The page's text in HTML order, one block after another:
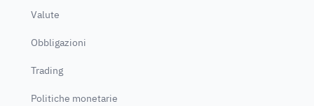
Valute
Obbligazioni
Trading
Politiche monetarie